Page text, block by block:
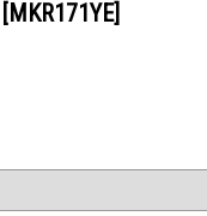
[MKR171YE]